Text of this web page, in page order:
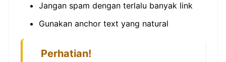
Jangan spam dengan terlalu banyak link
Gunakan anchor text yang natural
Perhatian!